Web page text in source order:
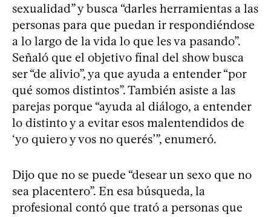
sexualidad” y busca “darles herramientas a las
personas para que puedan ir respondiéndose
a lo largo de la vida lo que les va pasando”.
Señaló que el objetivo final del show busca
ser “de alivio”, ya que ayuda a entender “por
qué somos distintos”. También asiste a las
parejas porque “ayuda al diálogo, a entender
lo distinto y a evitar esos malentendidos de
‘yo quiero y vos no querés’”, enumeró.
Dijo que no se puede “desear un sexo que no
sea placentero”. En esa búsqueda, la
profesional contó que trató a personas que